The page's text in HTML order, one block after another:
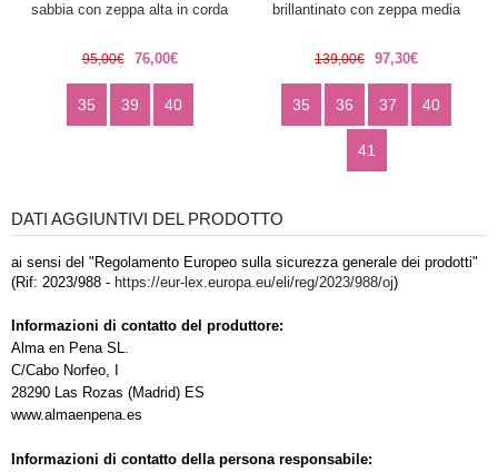
sabbia con zeppa alta in corda
95,00€ 76,00€
35 39 40
brillantinato con zeppa media
139,00€ 97,30€
35 36 37 40
41
DATI AGGIUNTIVI DEL PRODOTTO
ai sensi del "Regolamento Europeo sulla sicurezza generale dei prodotti"
(Rif: 2023/988 - https://eur-lex.europa.eu/eli/reg/2023/988/oj)
Informazioni di contatto del produttore:
Alma en Pena SL.
C/Cabo Norfeo, I
28290 Las Rozas (Madrid) ES
www.almaenpena.es
Informazioni di contatto della persona responsabile: